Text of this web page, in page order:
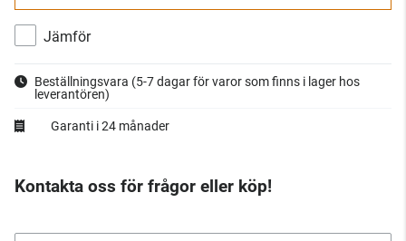
Jämför
Beställningsvara (5-7 dagar för varor som finns i lager hos
leverantören)
Garanti i 24 månader
Kontakta oss för frågor eller köp!